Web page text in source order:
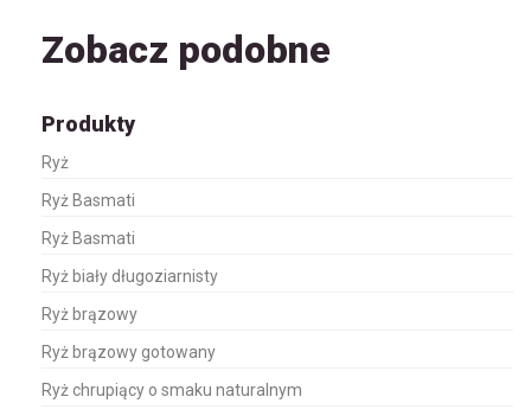
Zobacz podobne
Produkty
Ryż
Ryż Basmati
Ryż Basmati
Ryż biały długoziarnisty
Ryż brązowy
Ryż brązowy gotowany
Ryż chrupiący o smaku naturalnym